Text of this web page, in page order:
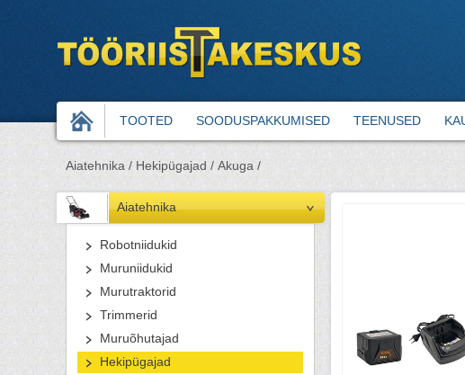
TOOTED SOODUSPAKKUMISED TEENUSED
Aiatehnika / Hekipügajad / Akuga /
Aiatehnika
Robotniidukid
Muruniidukid
Murutraktorid
Trimmerid
Muruõhutajad
Hekipügajad